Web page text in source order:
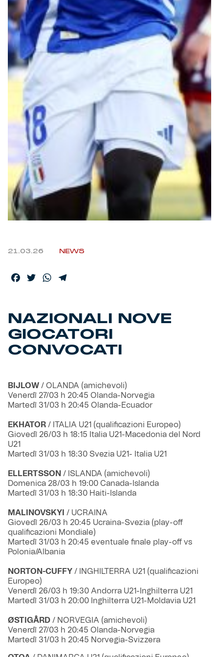
Robe di Kappa x Genoa
Vintage Collection
Red&Blue Voices
Kids
Accessori
Party
Outlet
Caffè Boasi x Genoa
Fortissimo batte il mio cuor
21.03.26 NEWS
Facebook
TwitterWhatsApp
NAZIONALI NOVE
GIOCATORI
CONVOCATI
BIJLOW / OLANDA (amichevoli)
Venerdì 27/03 h 20:45 Olanda-Norvegia
Martedì 31/03 h 20:45 Olanda-Ecuador
EKHATOR / ITALIA U21 (qualificazioni Europeo)
Giovedì 26/03 h 18:15 Italia U21-Macedonia del Nord
U21
Martedì 31/03 h 18:30 Svezia U21- Italia U21
ELLERTSSON / ISLANDA (amichevoli)
Domenica 28/03 h 19:00 Canada-Islanda
Martedì 31/03 h 18:30 Haiti-Islanda
MALINOVSKYI / UCRAINA
Giovedì 26/03 h 20:45 Ucraina-Svezia (play-off
qualificazioni Mondiale)
Martedì 31/03 h 20:45 eventuale finale play-off vs
Polonia/Albania
NORTON-CUFFY / INGHILTERRA U21 (qualificazioni
Europeo)
Venerdì 26/03 h 19:30 Andorra U21-Inghilterra U21
Martedì 31/03 h 20:00 Inghilterra U21-Moldavia U21
ØSTIGÅRD / NORVEGIA (amichevoli)
Venerdì 27/03 h 20:45 Olanda-Norvegia
Martedì 31/03 h 20:45 Norvegia-Svizzera